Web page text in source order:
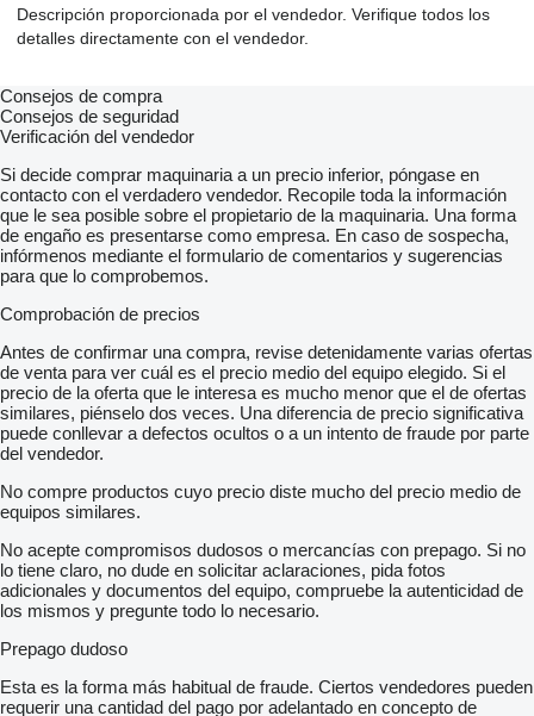
Descripción proporcionada por el vendedor. Verifique todos los
detalles directamente con el vendedor.
Consejos de compra
Consejos de seguridad
Verificación del vendedor
Si decide comprar maquinaria a un precio inferior, póngase en
contacto con el verdadero vendedor. Recopile toda la información
que le sea posible sobre el propietario de la maquinaria. Una forma
de engaño es presentarse como empresa. En caso de sospecha,
infórmenos mediante el formulario de comentarios y sugerencias
para que lo comprobemos.
Comprobación de precios
Antes de confirmar una compra, revise detenidamente varias ofertas
de venta para ver cuál es el precio medio del equipo elegido. Si el
precio de la oferta que le interesa es mucho menor que el de ofertas
similares, piénselo dos veces. Una diferencia de precio significativa
puede conllevar a defectos ocultos o a un intento de fraude por parte
del vendedor.
No compre productos cuyo precio diste mucho del precio medio de
equipos similares.
No acepte compromisos dudosos o mercancías con prepago. Si no
lo tiene claro, no dude en solicitar aclaraciones, pida fotos
adicionales y documentos del equipo, compruebe la autenticidad de
los mismos y pregunte todo lo necesario.
Prepago dudoso
Esta es la forma más habitual de fraude. Ciertos vendedores pueden
requerir una cantidad del pago por adelantado en concepto de